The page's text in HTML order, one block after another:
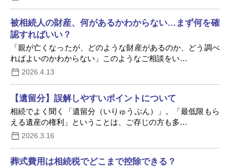
被相続人の財産、何があるかわからない…まず何を確
認すればいい？
「親が亡くなったが、どのような財産があるのか、どう調べ
ればよいのかわからない」このようなご相談をい…
2026.4.13
【遺留分】誤解しやすいポイントについて
相続でよく聞く「遺留分（いりゅうぶん）」。「最低限もら
える遺産の権利」ということは、ご存じの方も多…
2026.3.16
葬式費用は相続税でどこまで控除できる？